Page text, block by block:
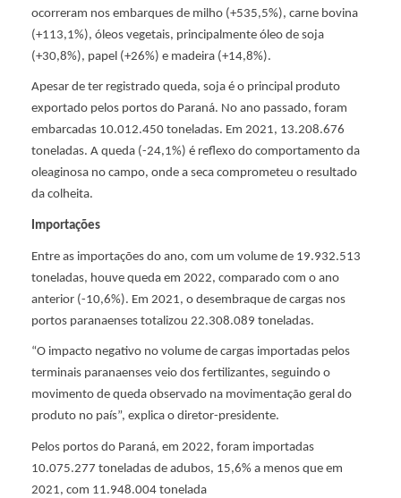
v
o
r
e
c
o
r
d
e
n
ocorreram nos embarques de milho (+535,5%), carne bovina
(+113,1%), óleos vegetais, principalmente óleo de soja
(+30,8%), papel (+26%) e madeira (+14,8%).
Apesar de ter registrado queda, soja é o principal produto
exportado pelos portos do Paraná. No ano passado, foram
embarcadas 10.012.450 toneladas. Em 2021, 13.208.676
toneladas. A queda (-24,1%) é reflexo do comportamento da
oleaginosa no campo, onde a seca comprometeu o resultado
da colheita.
Importações
Entre as importações do ano, com um volume de 19.932.513
toneladas, houve queda em 2022, comparado com o ano
anterior (-10,6%). Em 2021, o desembraque de cargas nos
portos paranaenses totalizou 22.308.089 toneladas.
“O impacto negativo no volume de cargas importadas pelos
terminais paranaenses veio dos fertilizantes, seguindo o
movimento de queda observado na movimentação geral do
produto no país”, explica o diretor-presidente.
Pelos portos do Paraná, em 2022, foram importadas
10.075.277 toneladas de adubos, 15,6% a menos que em
2021, com 11.948.004 tonelada